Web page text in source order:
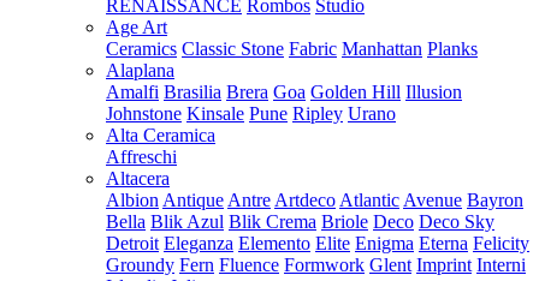
RENAISSANCE Rombos Studio
Age Art
Ceramics Classic Stone Fabric Manhattan Planks
Alaplana
Amalfi Brasilia Brera Goa Golden Hill Illusion
Johnstone Kinsale Pune Ripley Urano
Alta Ceramica
Affreschi
Altacera
Albion Antique Antre Artdeco Atlantic Avenue Bayron
Bella Blik Azul Blik Crema Briole Deco Deco Sky
Detroit Eleganza Elemento Elite Enigma Eterna Felicity
Groundy Fern Fluence Formwork Glent Imprint Interni